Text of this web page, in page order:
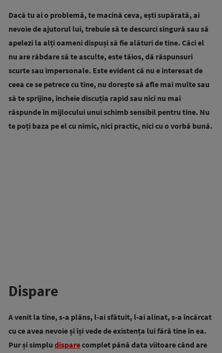
Dacă tu ai o problemă, te macină ceva, ești supărată, ai
nevoie de ajutorul lui, trebuie să te descurci singură sau să
apelezi la alți oameni dispuși să fie alături de tine. Căci el
nu are răbdare să te asculte, este tăios, dă răspunsuri
scurte sau impersonale. Este evident că nu e interesat de
ceea ce se petrece cu tine, nu dorește să afle mai multe sau
să te sprijine, încheie discuția rapid sau nici nu mai
răspunde în mijlocului unui schimb sensibil pentru tine. Nu
te poți baza pe el cu nimic, nici practic, nici cu o vorbă bună.
Dispare
A venit la tine, s-a plâns, l-ai sfătuit, l-ai alinat, s-a încărcat
cu ce avea nevoie și își vede de existența lui fără tine în ea.
Pur și simplu disparecomplet până data viitoare când are